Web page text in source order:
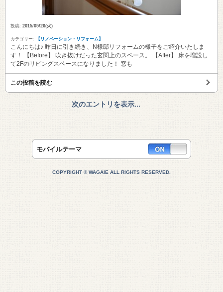
投稿: 2015/05/26(火)
カテゴリー: 【リノベーション・リフォーム】
こんにちは♪ 昨日に引き続き、N様邸リフォームの様子をご紹介いたしま
す！ 【Before】 吹き抜けだった玄関上のスペース。 【After】 床を増設し
て2Fのリビングスペースになりました！ 窓も
この投稿を読む
次のエントリを表示...
モバイルテーマ
COPYRIGHT © WAGAIE ALL RIGHTS RESERVED.